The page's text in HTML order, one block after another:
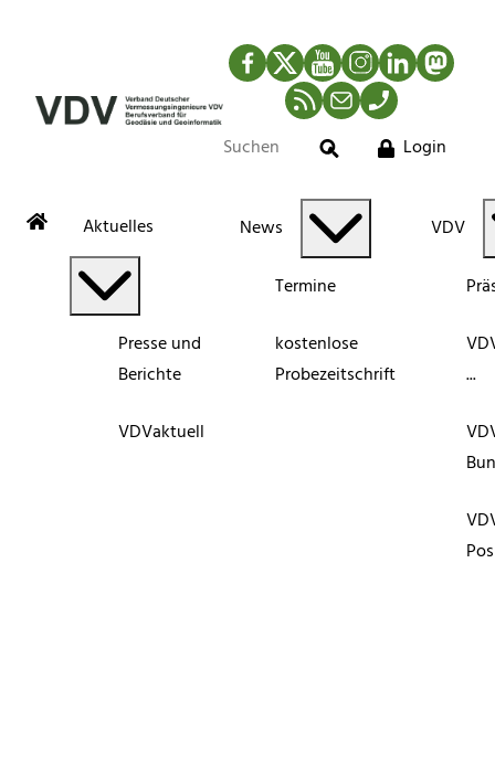
Facebook
TwitterYouTubeInstagram
LinkedIn
RSS-Newsfeed
MailTelefon
Suche
Login
Aktuelles
Presse und
Berichte
VDVaktuell
News
Termine
kostenlose
Probezeitschrift
VDV
...